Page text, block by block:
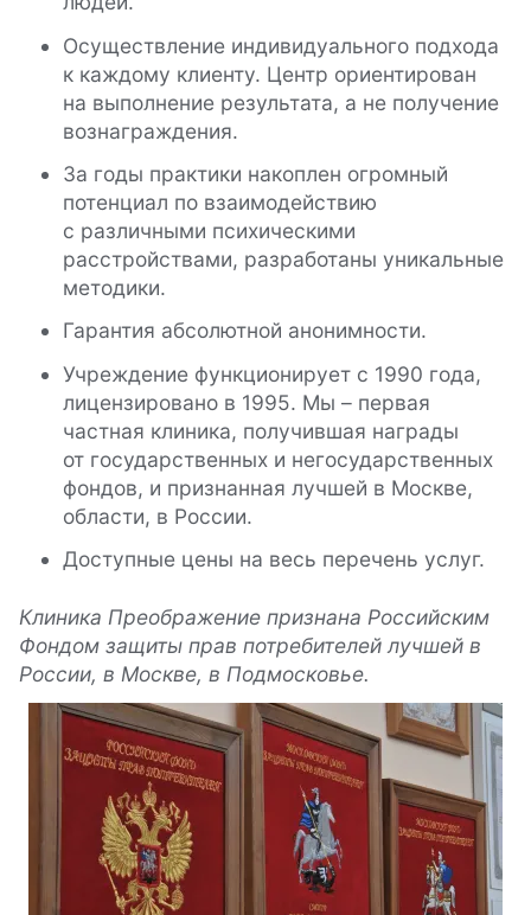
Осуществление индивидуального подхода
к каждому клиенту. Центр ориентирован
на выполнение результата, а не получение
вознаграждения.
За годы практики накоплен огромный
потенциал по взаимодействию
с различными психическими
расстройствами, разработаны уникальные
методики.
Гарантия абсолютной анонимности.
Учреждение функционирует с 1990 года,
лицензировано в 1995. Мы – первая
частная клиника, получившая награды
от государственных и негосударственных
фондов, и признанная лучшей в Москве,
области, в России.
Доступные цены на весь перечень услуг.
Клиника Преображение признана Российским
Фондом защиты прав потребителей лучшей в
России, в Москве, в Подмосковье.